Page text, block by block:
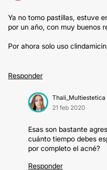
Ya no tomo pastillas, estuve
por un año, con muy buenos
Por ahora solo uso
Responder
Thali_Multiestetica
21 feb 2020
Esas son bastante
cuánto tiempo debes
por completo el acné?
Responder